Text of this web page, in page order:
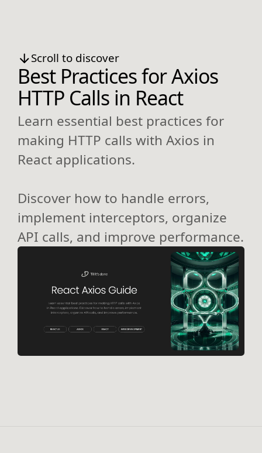
Scroll to discover
Best Practices for Axios
HTTP Calls in React
Learn essential best practices for
making HTTP calls with Axios in
React applications.
Discover how to handle errors,
implement interceptors, organize
API calls, and improve performance.